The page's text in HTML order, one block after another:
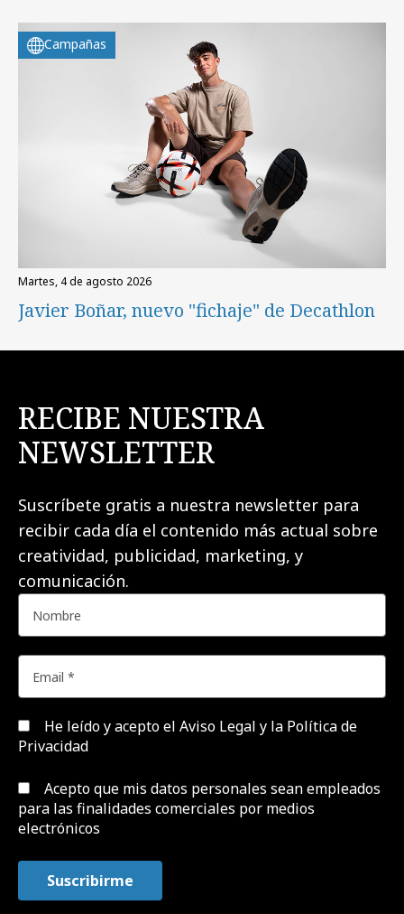
Campañas
martes, 4 de agosto 2026
Javier Boñar, nuevo "fichaje" de Decathlon
RECIBE NUESTRA
NEWSLETTER
Suscríbete gratis a nuestra newsletter para
recibir cada día el contenido más actual sobre
creatividad, publicidad, marketing, y
comunicación.
He leído y acepto el Aviso Legal y la Política de
Privacidad
Acepto que mis datos personales sean empleados
para las finalidades comerciales por medios
electrónicos